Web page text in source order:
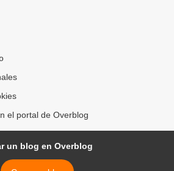
el portal de Overblog
un blog en Overblog